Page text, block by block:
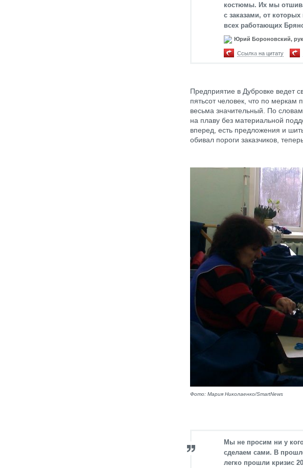
костюмы. Их мы
с заказами, от
всех работающих
Юрий Бороновский,
Ссылка на цитату
Предприятие в Дубровке ведет
пятьсот человек, что по
весьма значительный. По
на плаву без материальной
вперед, есть предложения и
обивал пороги заказчиков,
Фото: Мария Николаенко/SmartNews
Мы не просим ни у
сделаем сами. В
легко прошли кризис